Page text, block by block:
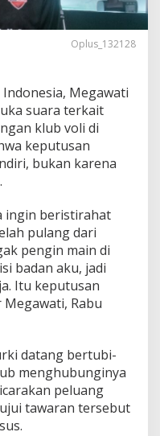
Oplus_132128
Megawati
suara terkait
klub voli di
keputusan
bukan karena
ingin beristirahat
pulang dari
pengin main di
badan aku, jadi
Itu keputusan
Rabu
datang bertubi-
menghubunginya
peluang
tawaran tersebut